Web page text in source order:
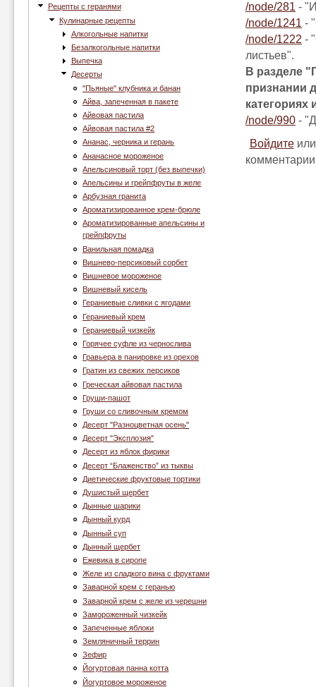
Рецепты с геранями
Кулинарные рецепты
Алкогольные напитки
Безалкогольные напитки
Выпечка
Десерты
"Пьяные" клубника и банан
Айва, запеченная в пакете
Айвовая пастила
Айвовая пастила #2
Ананас, черника и герань
Ананасное мороженое
Апельсиновый торт (без выпечки)
Апельсины и грейпфруты в желе
Арбузная гранита
Ароматизированное крем-брюле
Ароматизированные апельсины и
грейпфруты
Ванильная помадка
Вишнево-персиковый сорбет
Вишневое мороженое
Вишневый кисель
Гераниевые сливки с ягодами
Гераниевый крем
Гераниевый чизкейк
Горячее суфле из чернослива
Гравьера в панировке из орехов
Гратин из свежих персиков
Греческая айвовая пастила
Груши-пашот
Груши со сливочным кремом
Десерт "Разноцветная осень"
Десерт "Эксплозия"
Десерт из яблок фирики
Десерт “Блаженство” из тыквы
Диетические фруктовые тортики
Душистый щербет
Дынные шарики
Дынный курд
Дынный суп
Дынный щербет
Ежевика в сиропе
Желе из сладкого вина с фруктами
Заварной крем с геранью
Заварной крем с желе из черешни
Замороженный чизкейк
Запеченные яблоки
Земляничный террин
Зефир
Йогуртовая панна котта
Йогуртовое мороженое
/node/281 -
/node/1241 -
/node/1222 -
листьев".
В разделе
признании
категориях
/node/990 -
Войдите
комментарии